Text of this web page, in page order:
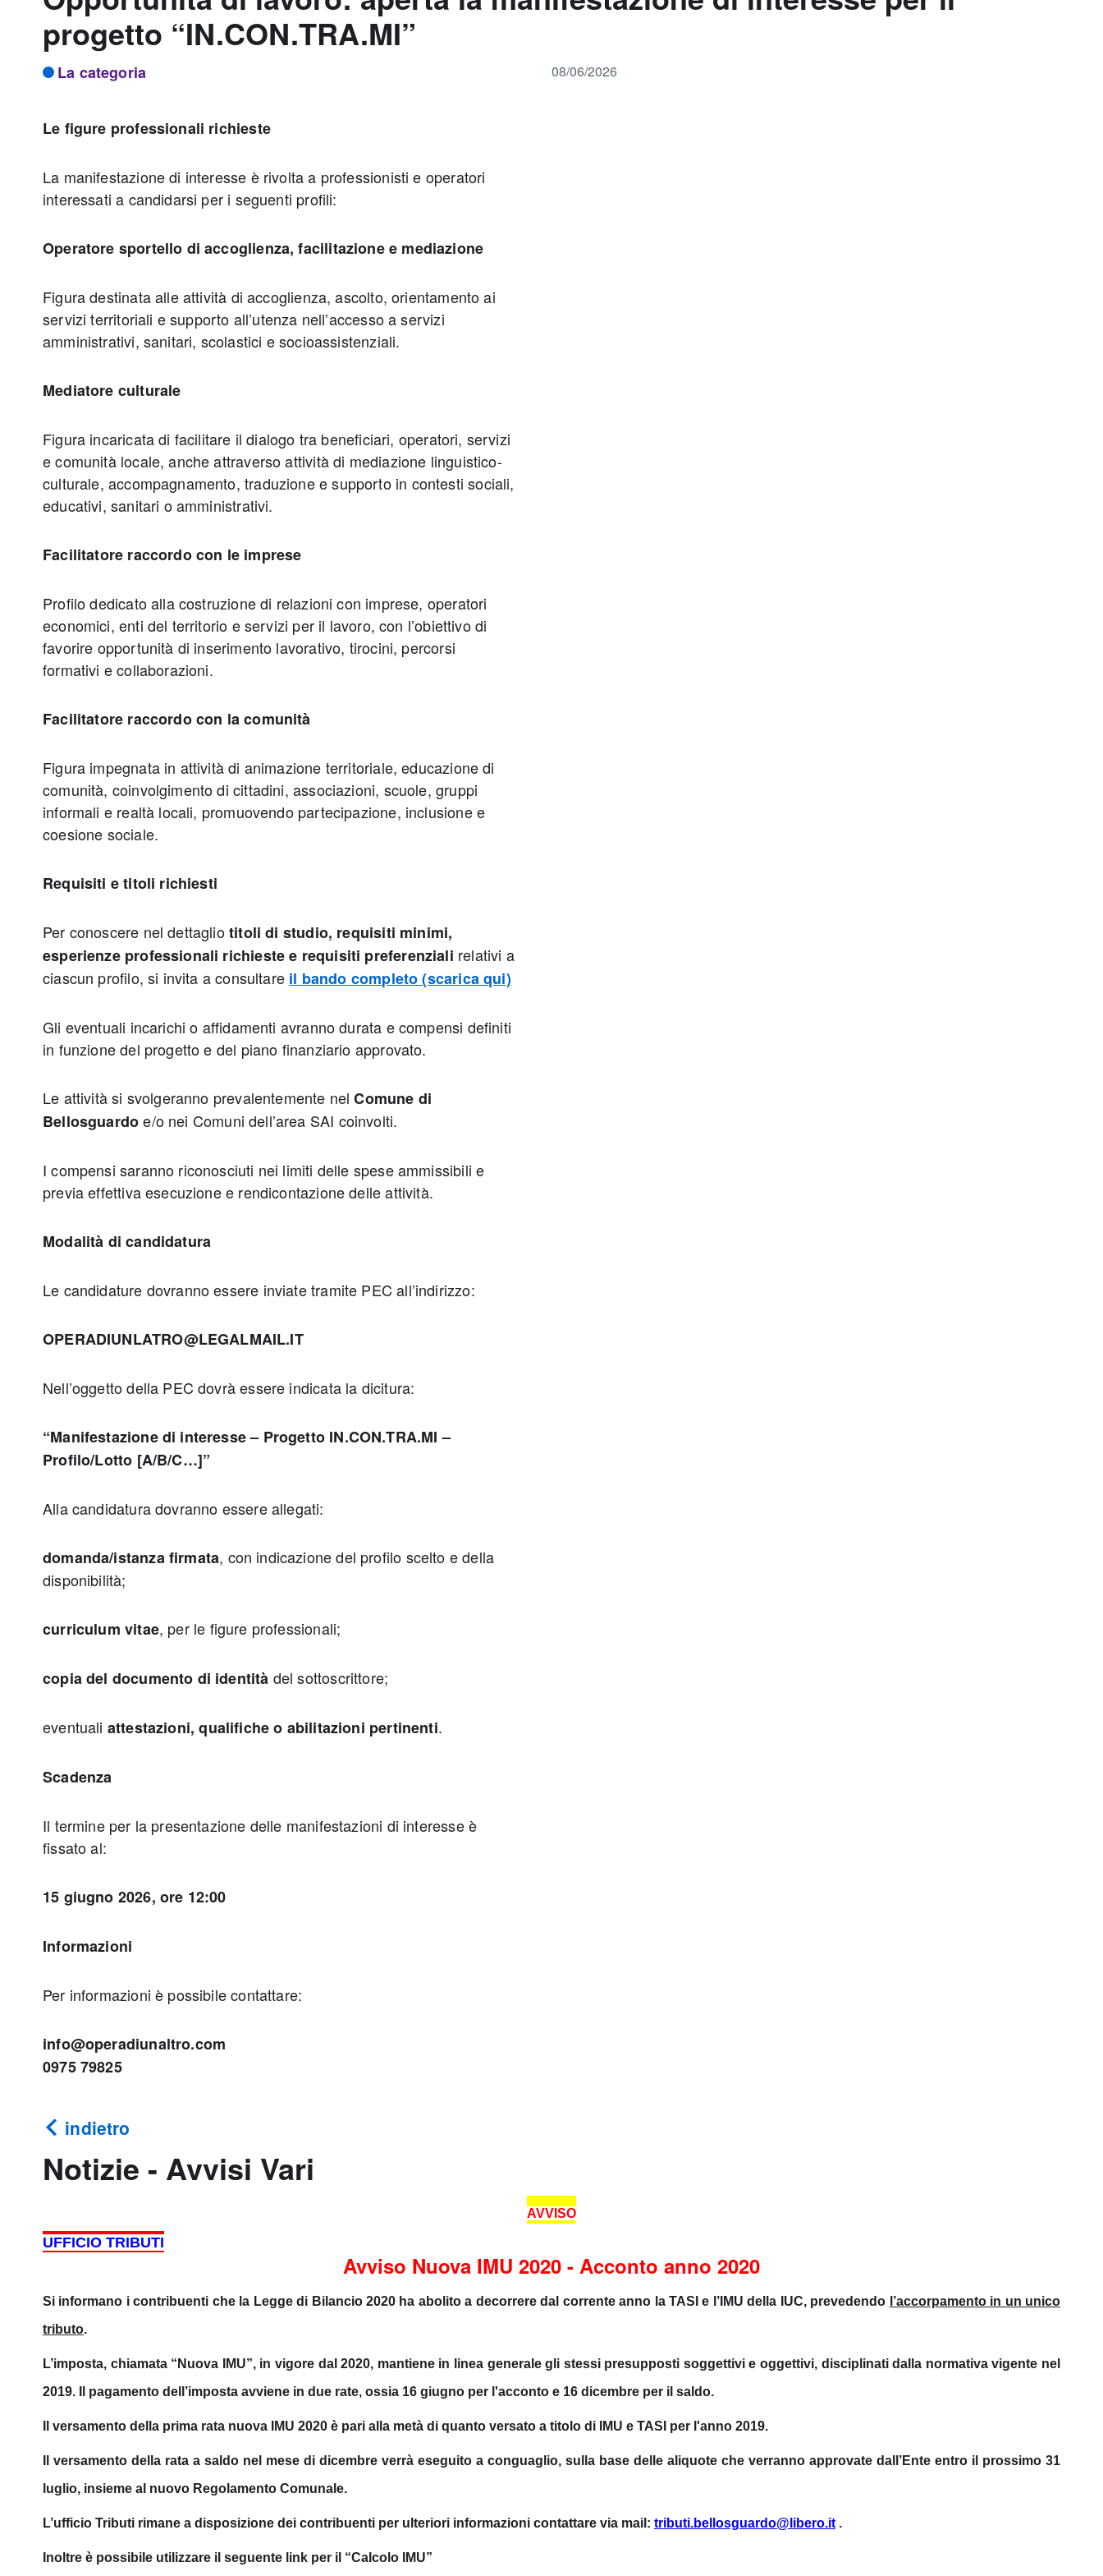
progetto “IN.CON.TRA.MI”
La categoria 08/06/2026
Le figure professionali richieste
La manifestazione di interesse è rivolta a professionisti e operatori
interessati a candidarsi per i seguenti profili:
Operatore sportello di accoglienza, facilitazione e mediazione
Figura destinata alle attività di accoglienza, ascolto, orientamento ai
servizi territoriali e supporto all’utenza nell’accesso a servizi
amministrativi, sanitari, scolastici e socioassistenziali.
Mediatore culturale
Figura incaricata di facilitare il dialogo tra beneficiari, operatori, servizi
e comunità locale, anche attraverso attività di mediazione linguistico-
culturale, accompagnamento, traduzione e supporto in contesti sociali,
educativi, sanitari o amministrativi.
Facilitatore raccordo con le imprese
Profilo dedicato alla costruzione di relazioni con imprese, operatori
economici, enti del territorio e servizi per il lavoro, con l’obiettivo di
favorire opportunità di inserimento lavorativo, tirocini, percorsi
formativi e collaborazioni.
Facilitatore raccordo con la comunità
Figura impegnata in attività di animazione territoriale, educazione di
comunità, coinvolgimento di cittadini, associazioni, scuole, gruppi
informali e realtà locali, promuovendo partecipazione, inclusione e
coesione sociale.
Requisiti e titoli richiesti
Per conoscere nel dettagliotitoli di studio, requisiti minimi,
esperienze professionali richieste e requisiti preferenziali relativi a
ciascun profilo, si invita a consultare il bando completo (scarica qui)
Gli eventuali incarichi o affidamenti avranno durata e compensi definiti
in funzione del progetto e del piano finanziario approvato.
Le attività si svolgeranno prevalentemente nelComune di
Bellosguardoe/o nei Comuni dell’area SAI coinvolti.
I compensi saranno riconosciuti nei limiti delle spese ammissibili e
previa effettiva esecuzione e rendicontazione delle attività.
Modalità di candidatura
Le candidature dovranno essere inviate tramite PEC all’indirizzo:
OPERADIUNLATRO@LEGALMAIL.IT
Nell’oggetto della PEC dovrà essere indicata la dicitura:
“Manifestazione di interesse – Progetto IN.CON.TRA.MI –
Profilo/Lotto [A/B/C…]”
Alla candidatura dovranno essere allegati:
domanda/istanza firmata, con indicazione del profilo scelto e della
disponibilità;
curriculum vitae, per le figure professionali;
copia del documento di identità del sottoscrittore;
eventuali attestazioni, qualifiche o abilitazioni pertinenti.
Scadenza
Il termine per la presentazione delle manifestazioni di interesse è
fissato al:
15 giugno 2026, ore 12:00
Informazioni
Per informazioni è possibile contattare:
info@operadiunaltro.com
0975 79825
indietro
Notizie - Avvisi Vari
AVVISO
UFFICIO TRIBUTI
Avviso Nuova IMU 2020 - Acconto anno 2020
Si informano i contribuenti che la Legge di Bilancio 2020 ha abolito a decorrere dal corrente anno la TASI e l’IMU della IUC, prevedendo l’accorpamento in un unico
tributo.
L’imposta, chiamata “ Nuova IMU”, in vigore dal 2020, mantiene in linea generale gli stessi presupposti soggettivi e oggettivi, disciplinati dalla normativa vigente nel
2019. Il pagamento dell’imposta avviene in due rate, ossia 16 giugno per l'acconto e 16 dicembre per il saldo.
Il versamento della prima rata nuova IMU 2020 è pari alla metà di quanto versato a titolo di IMU e TASI per l'anno 2019.
Il versamento della rata a saldo nel mese di dicembre verrà eseguito a conguaglio, sulla base delle aliquote che verranno approvate dall’Ente entro il prossimo 31
luglio, insieme al nuovo Regolamento Comunale.
L’ufficio Tributi rimane a disposizione dei contribuenti per ulteriori informazioni contattare via mail: tributi.bellosguardo@libero.it .
Inoltre è possibile utilizzare il seguente link per il “Calcolo IMU”